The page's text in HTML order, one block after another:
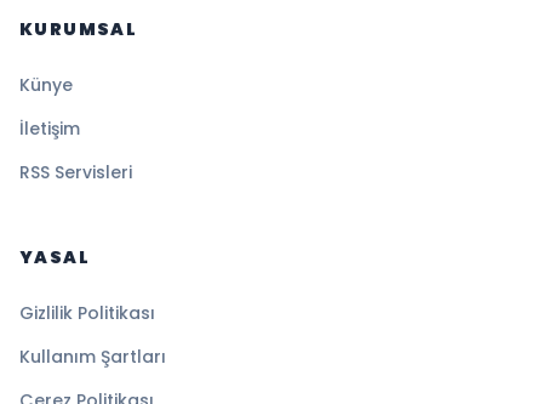
KURUMSAL
Künye
İletişim
RSS Servisleri
YASAL
Gizlilik Politikası
Kullanım Şartları